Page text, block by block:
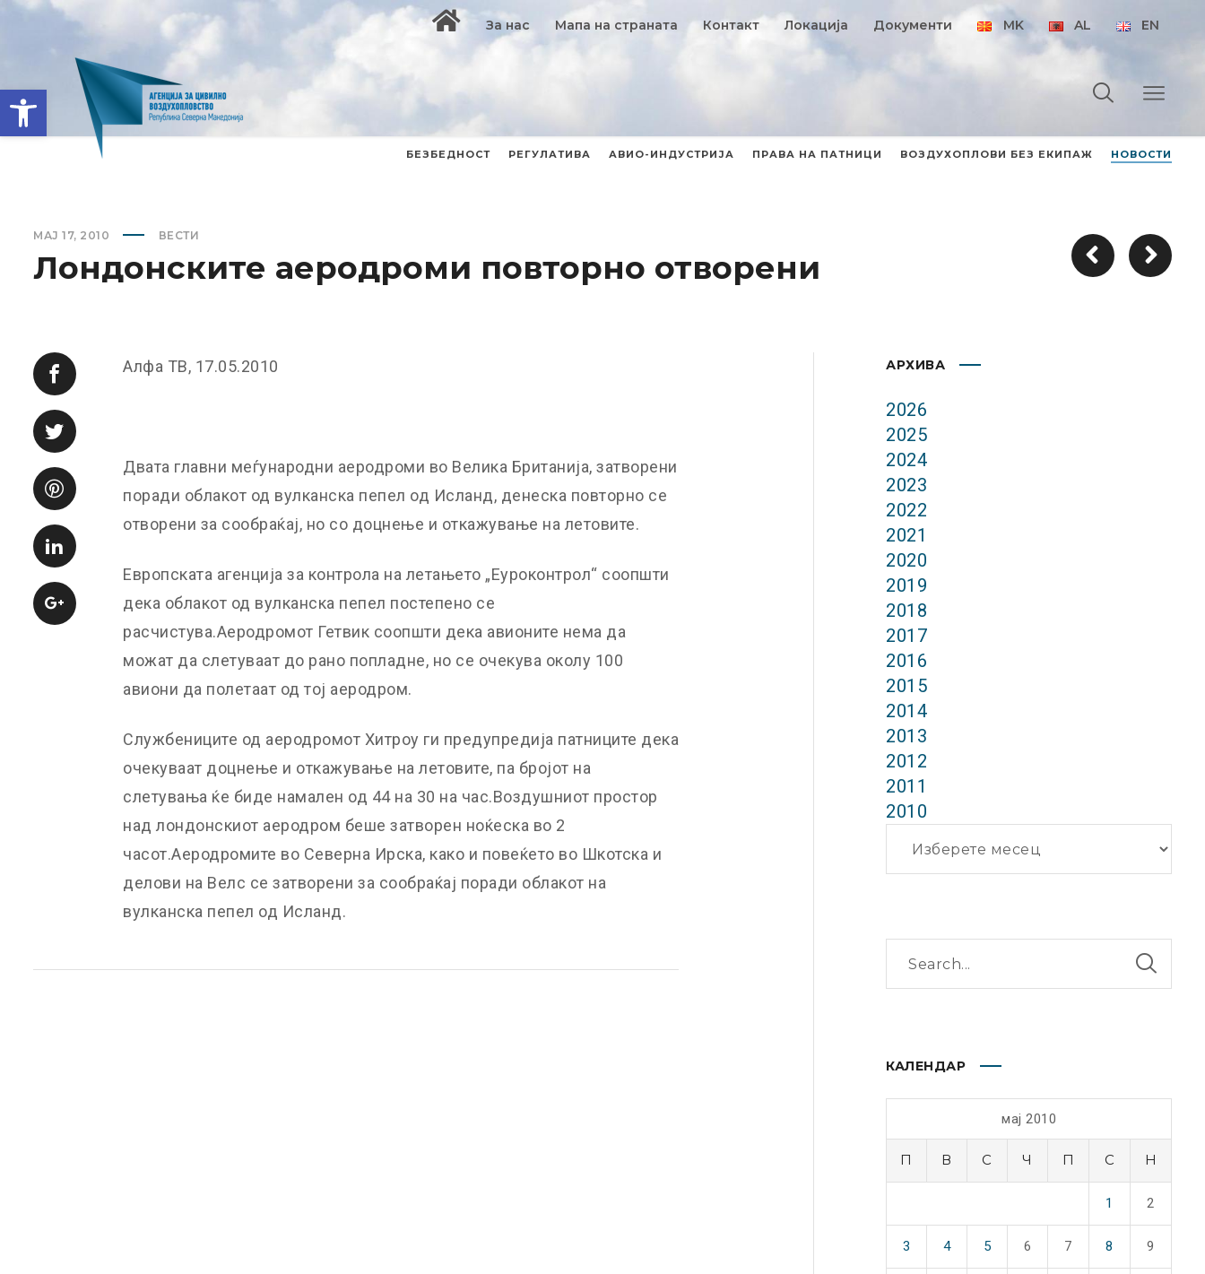
Open toolbar
За нас Мапа на страната Контакт Локација Документи MK AL EN
БЕЗБЕДНОСТ РЕГУЛАТИВА АВИО-ИНДУСТРИЈА ПРАВА НА ПАТНИЦИ ВОЗДУХОПЛОВИ БЕЗ ЕКИПАЖ НОВОСТИ
МАЈ 17, 2010 ВЕСТИ
Лондонските аеродроми повторно отворени
Алфа ТВ, 17.05.2010
Двата главни меѓународни аеродроми во Велика Британија, затворени
поради облакот од вулканска пепел од Исланд, денеска повторно се
отворени за сообраќај, но со доцнење и откажување на летовите.
Европската агенција за контрола на летањето „Еуроконтрол“ соопшти
дека облакот од вулканска пепел постепено се
расчистува.Аеродромот Гетвик соопшти дека авионите нема да
можат да слетуваат до рано попладне, но се очекува околу 100
авиони да полетаат од тој аеродром.
Службениците од аеродромот Хитроу ги предупредија патниците дека
очекуваат доцнење и откажување на летовите, па бројот на
слетувања ќе биде намален од 44 на 30 на час.Воздушниот простор
над лондонскиот аеродром беше затворен ноќеска во 2
часот.Аеродромите во Северна Ирска, како и повеќето во Шкотска и
делови на Велс се затворени за сообраќај поради облакот на
вулканска пепел од Исланд.
АРХИВА
2026
2025
2024
2023
2022
2021
2020
2019
2018
2017
2016
2015
2014
2013
2012
2011
2010
КАЛЕНДАР
мај 2010
П В С Ч П С Н
1 2
3 4 5 6 7 8 9